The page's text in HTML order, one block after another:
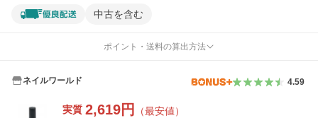
中古を含む
ポイント・送料の算出方法
ネイルワールド 4.59
実質 2,619円 （最安値）